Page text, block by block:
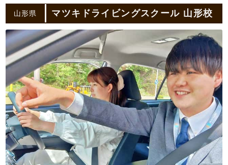
山形県 マツキドライビングスクール 山形校